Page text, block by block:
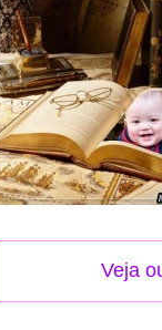
Veja